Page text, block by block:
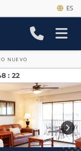
ES
NUEVO
: 20